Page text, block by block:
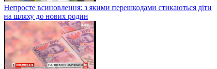
Непросте всиновлення: з якими перешкодами стикаються діти
на шляху до нових родин